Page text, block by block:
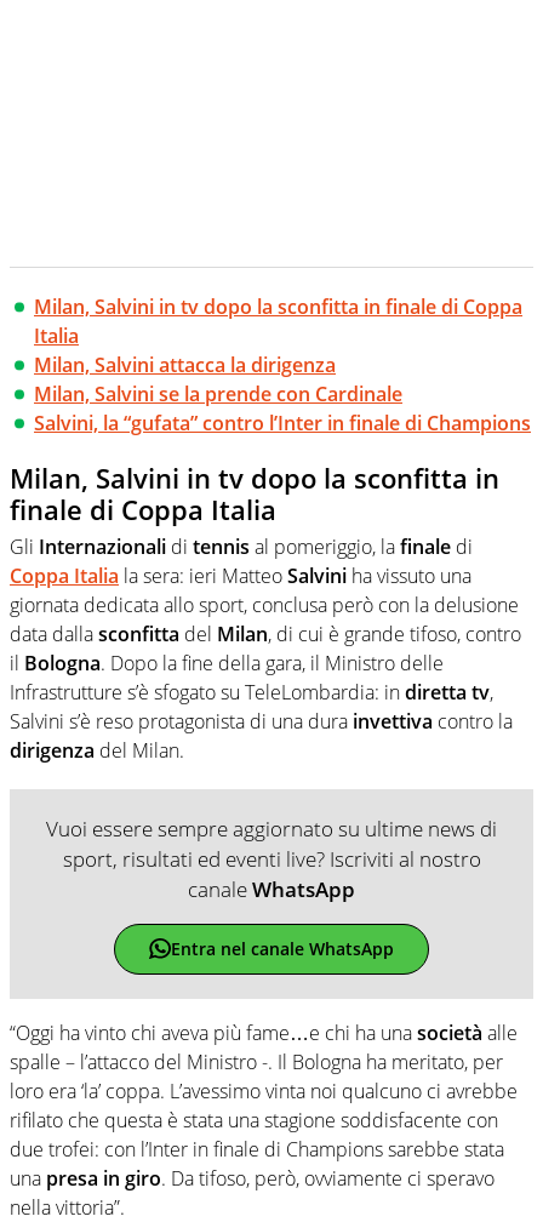
Milan, Salvini in tv dopo la sconfitta in finale di Coppa
Italia
Milan, Salvini attacca la dirigenza
Milan, Salvini se la prende con Cardinale
Salvini, la “gufata” contro l’Inter in finale di Champions
Milan, Salvini in tv dopo la sconfitta in
finale di Coppa Italia
Gli Internazionali di tennis al pomeriggio, lafinale di
Coppa Italia la sera: ieri MatteoSalvini ha vissuto una
giornata dedicata allo sport, conclusa però con la delusione
data dallasconfitta del Milan, di cui è grande tifoso, contro
il Bologna. Dopo la fine della gara, il Ministro delle
Infrastrutture s’è sfogato su TeleLombardia: indiretta tv,
Salvini s’è reso protagonista di una dura invettiva contro la
dirigenza del Milan.
Vuoi essere sempre aggiornato su ultime news di
sport, risultati ed eventi live? Iscriviti al nostro
canaleWhatsApp
Entra nel canale WhatsApp
“Oggi ha vinto chi aveva più fame…e chi ha unasocietà alle
spalle – l’attacco del Ministro -. Il Bologna ha meritato, per
loro era ‘la’ coppa. L’avessimo vinta noi qualcuno ci avrebbe
rifilato che questa è stata una stagione soddisfacente con
due trofei: con l’Inter in finale di Champions sarebbe stata
una presa in giro. Da tifoso, però, ovviamente ci speravo
nella vittoria”.